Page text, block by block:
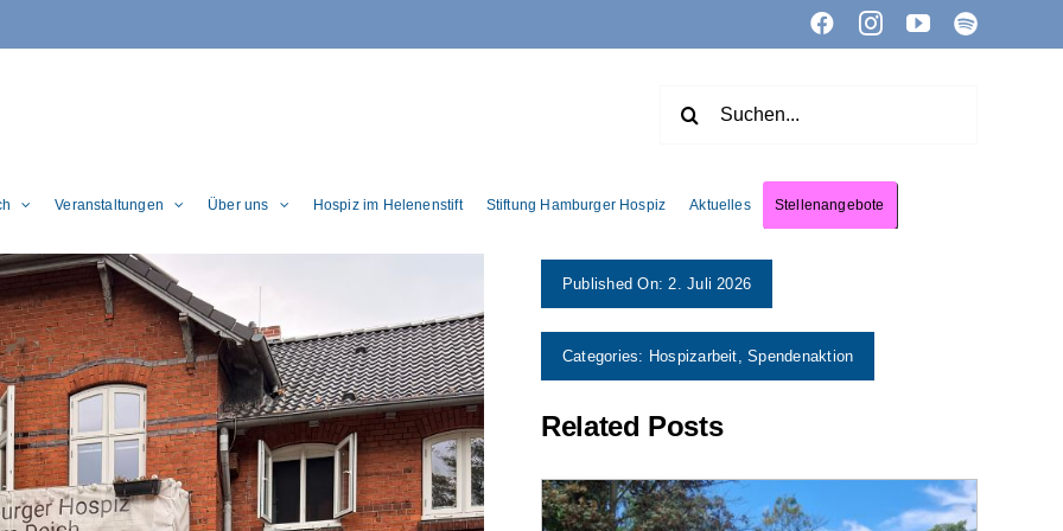
FacebookInstagram
YouTube
Spotify
nach:
Veranstaltungen Über uns Hospiz im Helenenstift Stiftung Hamburger Hospiz Aktuelles Stellenangebote
Published On: 2. Juli 2026
Categories: Hospizarbeit,Spendenaktion
Related Posts